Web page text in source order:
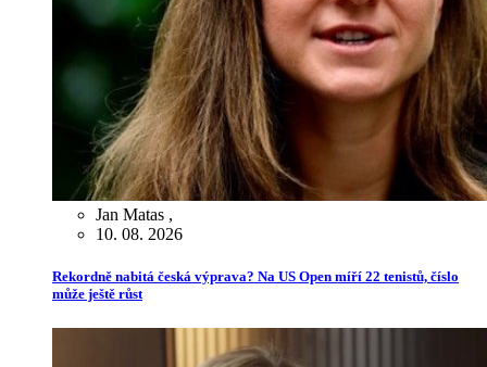
Jan Matas ,
10. 08. 2026
Rekordně nabitá česká výprava? Na US Open míří 22 tenistů, číslo
může ještě růst